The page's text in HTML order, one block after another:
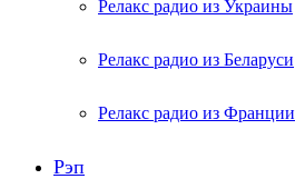
Релакс радио из Украины
Релакс радио из Беларуси
Релакс радио из Франции
Рэп